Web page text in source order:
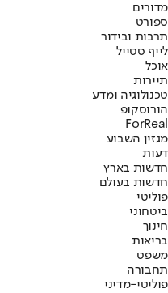
מדורים
ספורט
תרבות ובידור
לייף סטייל
אוכל
תיירות
טכנולוגיה ומדע
הורוסקופ
ForReal
מגזין השבוע
דעות
חדשות בארץ
חדשות בעולם
פוליטי
ביטחוני
חינוך
בריאות
משפט
תחבורה
פוליטי-מדיני